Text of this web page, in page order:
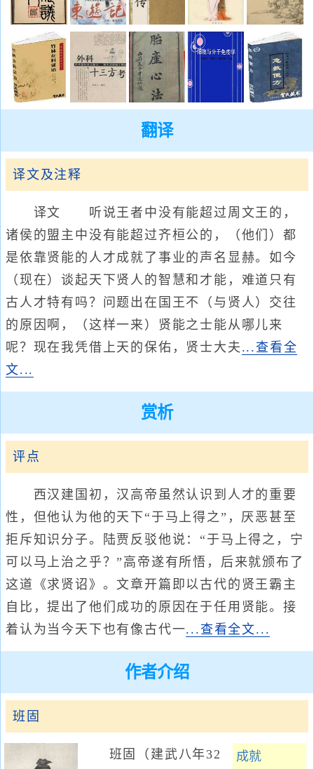
翻译
译文及注释
译文 听说王者中没有能超过周文王的，
诸侯的盟主中没有能超过齐桓公的，（他们）都
是依靠贤能的人才成就了事业的声名显赫。如今
（现在）谈起天下贤人的智慧和才能，难道只有
古人才特有吗？问题出在国王不（与贤人）交往
的原因啊，（这样一来）贤能之士能从哪儿来
呢？现在我凭借上天的保佑，贤士大夫 ...查看全
文...
赏析
评点
西汉建国初，汉高帝虽然认识到人才的重要
性，但他认为他的天下“于马上得之”，厌恶甚至
拒斥知识分子。陆贾反驳他说：“于马上得之，宁
可以马上治之乎？”高帝遂有所悟，后来就颁布了
这道《求贤诏》。文章开篇即以古代的贤王霸主
自比，提出了他们成功的原因在于任用贤能。接
着认为当今天下也有像古代一...查看全文...
作者介绍
班固
成就
班固（建武八年32